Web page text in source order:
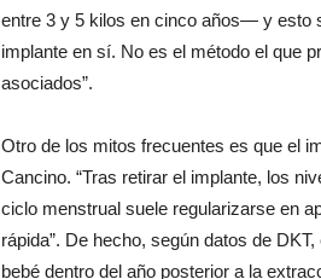
entre 3 y 5 kilos en cinco años— y esto
implante en sí. No es el método el que
asociados”.
Otro de los mitos frecuentes es que el
Cancino. “Tras retirar el implante, los
ciclo menstrual suele regularizarse en
rápida”. De hecho, según datos de
bebé dentro del año posterior a la